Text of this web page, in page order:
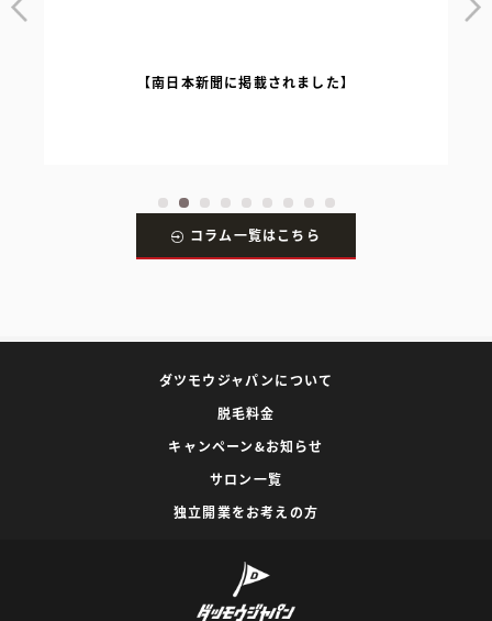
コラム一覧はこちら
ダツモウジャパンについて
脱毛料金
キャンペーン&お知らせ
サロン一覧
独立開業をお考えの方